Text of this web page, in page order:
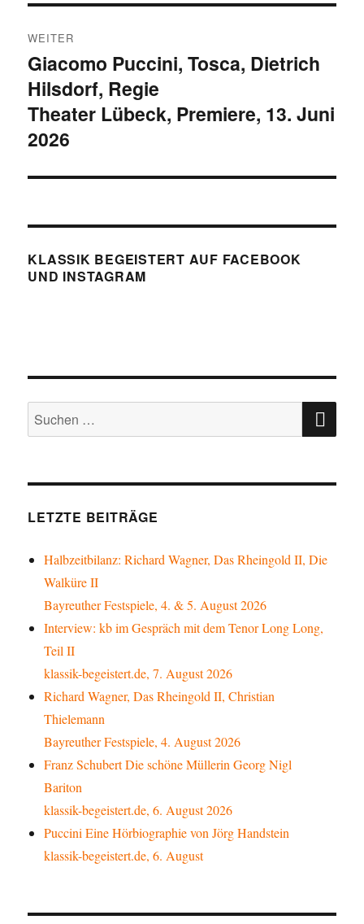
WEITER
Nächster
Beitrag:
Giacomo Puccini, Tosca, Dietrich
Hilsdorf, Regie
Theater Lübeck, Premiere, 13. Juni
2026
KLASSIK BEGEISTERT AUF FACEBOOK
UND INSTAGRAM
Suchen
nach:
LETZTE BEITRÄGE
Halbzeitbilanz: Richard Wagner, Das Rheingold II, Die
Walküre II
Bayreuther Festspiele, 4. & 5. August 2026
Interview: kb im Gespräch mit dem Tenor Long Long,
Teil II
klassik-begeistert.de, 7. August 2026
Richard Wagner, Das Rheingold II, Christian
Thielemann
Bayreuther Festspiele, 4. August 2026
Franz Schubert Die schöne Müllerin Georg Nigl
Bariton
klassik-begeistert.de, 6. August 2026
Puccini Eine Hörbiographie von Jörg Handstein
klassik-begeistert.de, 6. August